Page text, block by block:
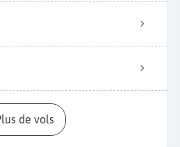
Plus de vols